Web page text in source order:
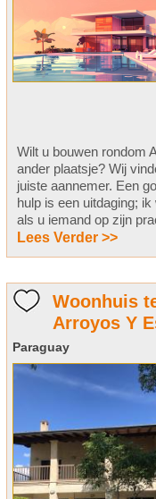
Wilt u bouwen rondom
ander plaatsje? Wij
juiste aannemer. Een
hulp is een uitdaging;
als u iemand op zijn
Lees Verder >>
Woonhuis
Arroyos Y
Paraguay